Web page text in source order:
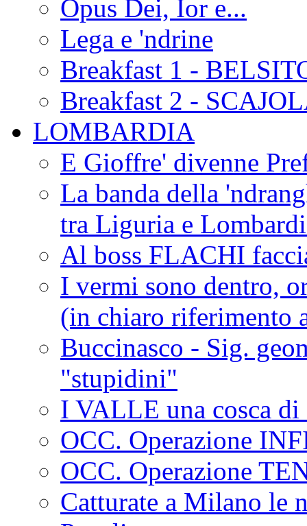
Opus Dei, Ior e...
Lega e 'ndrine
Breakfast 1 -
Breakfast 2 -
LOMBARDIA
E Gioffre' divenne
La banda della
tra Liguria e
Al boss FLACHI
I vermi sono dentro,
(in chiaro riferimento
Buccinasco - Sig.
"stupidini"
I VALLE una cosca
OCC. Operazione
OCC. Operazione
Catturate a Milano le